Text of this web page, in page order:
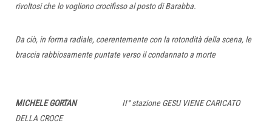
rivoltosi che lo vogliono crocifisso al posto di Barabba.
Da ciò, in forma radiale, coerentemente con la rotondità della scena, le
braccia rabbiosamente puntate verso il condannato a morte
MICHELE GORTANII° stazione GESU VIENE CARICATO
DELLA CROCE